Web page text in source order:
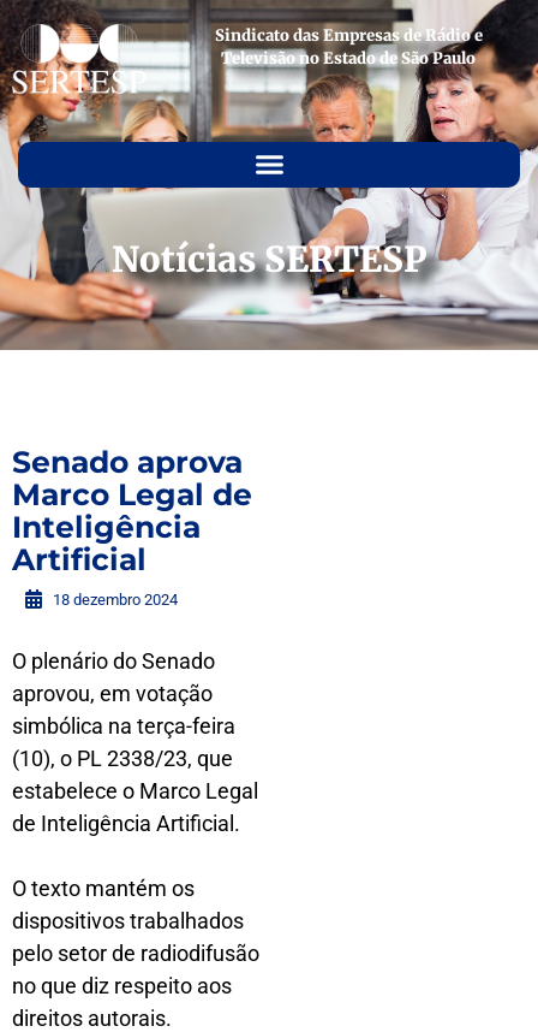
Sindicato das Empresas de Rádio e
Televisão no Estado de São Paulo
Notícias SERTESP
Senado aprova
Marco Legal de
Inteligência
Artificial
18 dezembro 2024
O plenário do Senado
aprovou, em votação
simbólica na terça-feira
(10), o PL 2338/23, que
estabelece o Marco Legal
de Inteligência Artificial.
O texto mantém os
dispositivos trabalhados
pelo setor de radiodifusão
no que diz respeito aos
direitos autorais.